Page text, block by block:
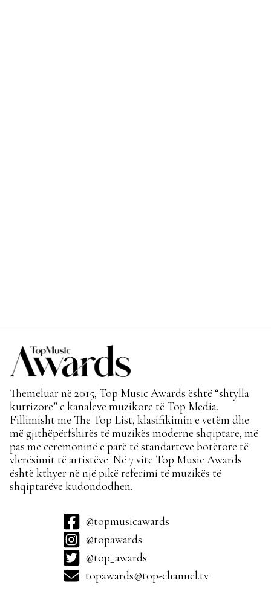
Themeluar në 2015, Top Music Awards është “shtylla
kurrizore” e kanaleve muzikore të Top Media.
Fillimisht me The Top List, klasifikimin e vetëm dhe
më gjithëpërfshirës të muzikës moderne shqiptare, më
pas me ceremoninë e parë të standarteve botërore të
vlerësimit të artistëve. Në 7 vite Top Music Awards
është kthyer në një pikë referimi të muzikës të
shqiptarëve kudondodhen.
@topmusicawards
@topawards
@top_awards
topawards@top-channel.tv